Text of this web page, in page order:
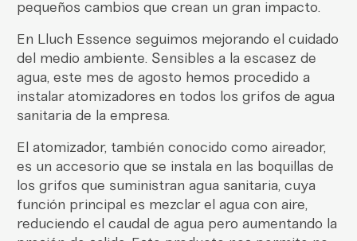
pequeños cambios que crean un gran impacto.
En Lluch Essence seguimos mejorando el cuidado
del medio ambiente. Sensibles a la escasez de
agua, este mes de agosto hemos procedido a
instalar atomizadores en todos los grifos de agua
sanitaria de la empresa.
El atomizador, también conocido como aireador,
es un accesorio que se instala en las boquillas de
los grifos que suministran agua sanitaria, cuya
función principal es mezclar el agua con aire,
reduciendo el caudal de agua pero aumentando la